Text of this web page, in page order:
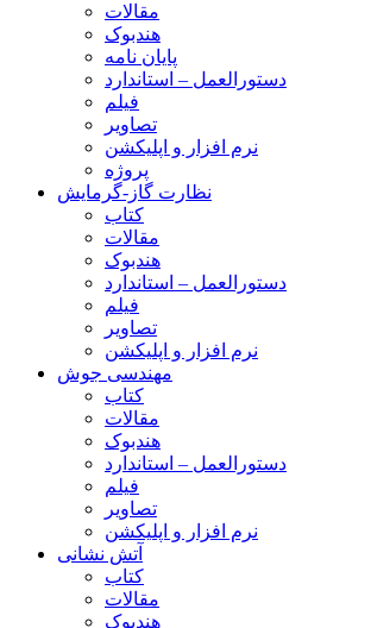
مقالات
هندبوک
پایان نامه
دستورالعمل – استاندارد
فیلم
تصاویر
نرم افزار و اپلیکشن
پروژه
نظارت گاز-گرمایش
کتاب
مقالات
هندبوک
دستورالعمل – استاندارد
فیلم
تصاویر
نرم افزار و اپلیکشن
مهندسی جوش
کتاب
مقالات
هندبوک
دستورالعمل – استاندارد
فیلم
تصاویر
نرم افزار و اپلیکشن
آتش نشانی
کتاب
مقالات
هندبوک